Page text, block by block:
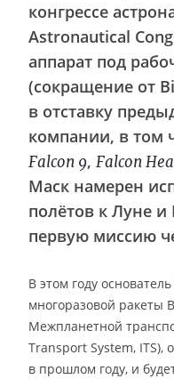
конгрессе
Astronautical
аппарат под
(сокращение от
в отставку
компании, в том
Falcon 9, Falcon
Маск намерен
полётов к Луне и
первую миссию
В этом году основатель
многоразовой ракеты
Межпланетной
Transport System, ITS),
в прошлом году, и